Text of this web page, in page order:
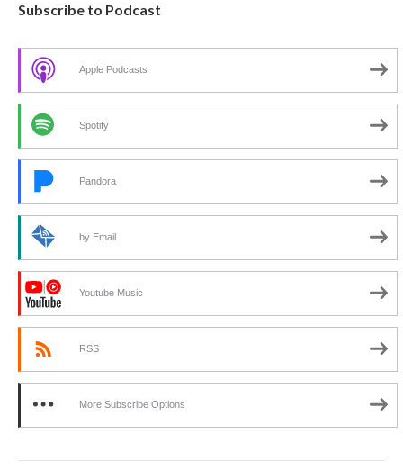
Subscribe to Podcast
Apple Podcasts
Spotify
Pandora
by Email
Youtube Music
RSS
More Subscribe Options